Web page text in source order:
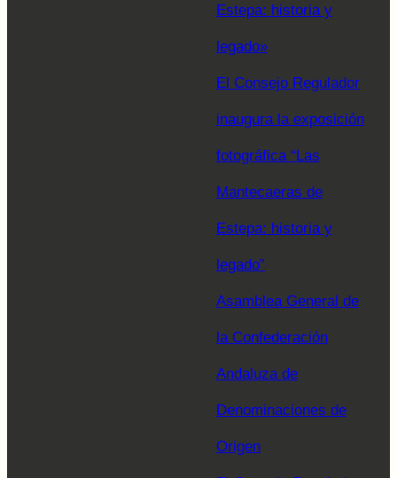
Estepa: historia y
legado»
El Consejo Regulador
inaugura la exposición
fotográfica “Las
Mantecaeras de
Estepa: historia y
legado”
Asamblea General de
la Confederación
Andaluza de
Denominaciones de
Origen